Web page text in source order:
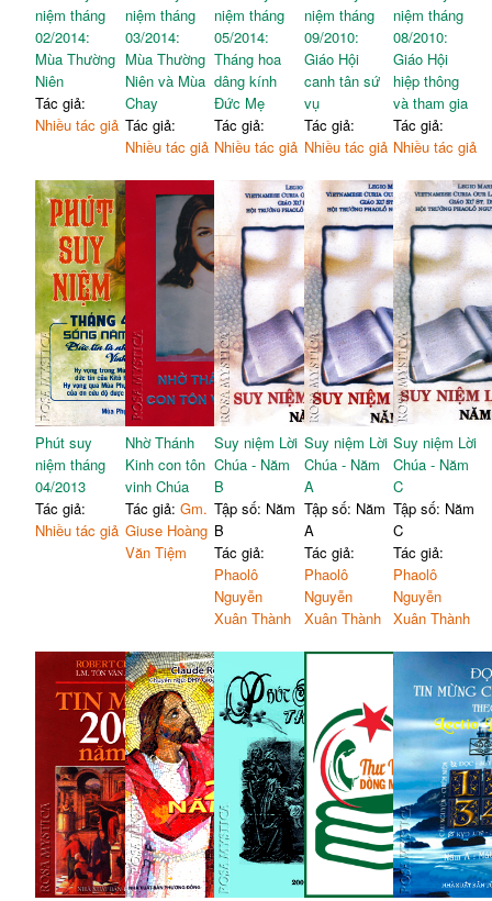
niệm tháng
02/2014:
Mùa Thường
Niên
Tác giả:
Nhiều tác giả
niệm tháng
03/2014:
Mùa Thường
Niên và Mùa
Chay
Tác giả:
Nhiều tác giả
niệm tháng
05/2014:
Tháng hoa
dâng kính
Đức Mẹ
Tác giả:
Nhiều tác giả
niệm tháng
09/2010:
Giáo Hội
canh tân sứ
vụ
Tác giả:
Nhiều tác giả
niệm tháng
08/2010:
Giáo Hội
hiệp thông
và tham gia
Tác giả:
Nhiều tác giả
Phút suy
niệm tháng
04/2013
Tác giả:
Nhiều tác giả
Nhờ Thánh
Kinh con tôn
vinh Chúa
Tác giả: Gm.
Giuse Hoàng
Văn Tiệm
Suy niệm Lời
Chúa - Năm
B
Tập số: Năm
B
Tác giả:
Phaolô
Nguyễn
Xuân Thành
Suy niệm Lời
Chúa - Năm
A
Tập số: Năm
A
Tác giả:
Phaolô
Nguyễn
Xuân Thành
Suy niệm Lời
Chúa - Năm
C
Tập số: Năm
C
Tác giả:
Phaolô
Nguyễn
Xuân Thành